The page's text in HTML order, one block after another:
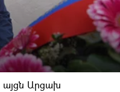
Արցախ